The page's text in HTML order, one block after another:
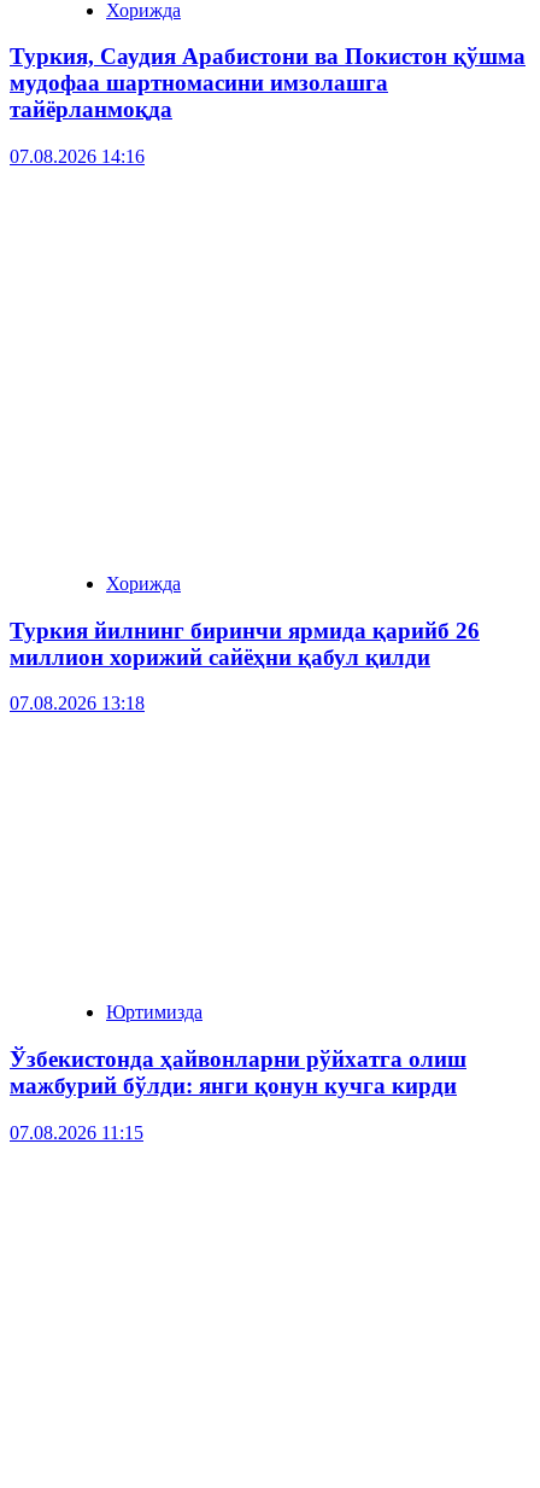
Хорижда
Туркия, Саудия Арабистони ва Покистон қўшма
мудофаа шартномасини имзолашга
тайёрланмоқда
07.08.2026 14:16
Хорижда
Туркия йилнинг биринчи ярмида қарийб 26
миллион хорижий сайёҳни қабул қилди
07.08.2026 13:18
Юртимизда
Ўзбекистонда ҳайвонларни рўйхатга олиш
мажбурий бўлди: янги қонун кучга кирди
07.08.2026 11:15